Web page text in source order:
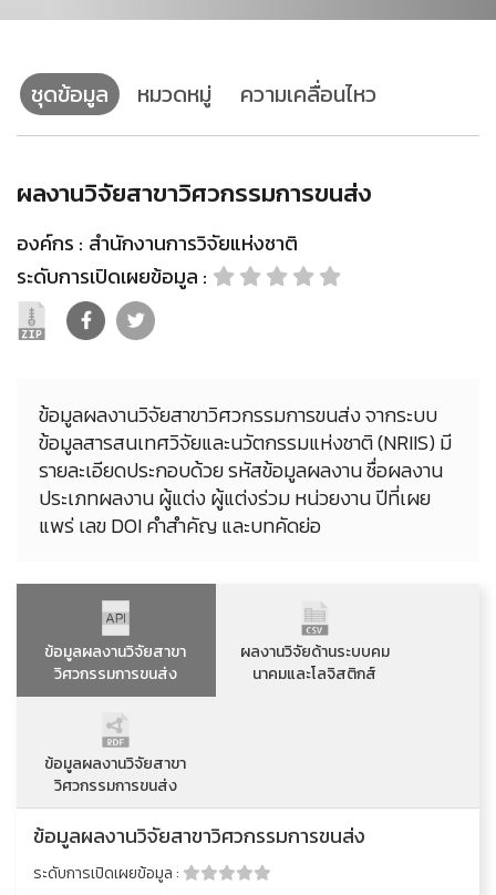
ชุดข้อมูล หมวดหมู่ ความเคลื่อนไหว
ผลงานวิจัยสาขาวิศวกรรมการขนส่ง
องค์กร : สำนักงานการวิจัยแห่งชาติ
ระดับการเปิดเผยข้อมูล :
ข้อมูลผลงานวิจัยสาขาวิศวกรรมการขนส่ง จากระบบ
ข้อมูลสารสนเทศวิจัยและนวัตกรรมแห่งชาติ (NRIIS) มี
รายละเอียดประกอบด้วย รหัสข้อมูลผลงาน ชื่อผลงาน
ประเภทผลงาน ผู้แต่ง ผู้แต่งร่วม หน่วยงาน ปีที่เผย
แพร่ เลข DOI คำสำคัญ และบทคัดย่อ
ข้อมูลผลงานวิจัยสาขา
วิศวกรรมการขนส่ง
ผลงานวิจัยด้านระบบคม
นาคมและโลจิสติกส์
ข้อมูลผลงานวิจัยสาขา
วิศวกรรมการขนส่ง
ข้อมูลผลงานวิจัยสาขาวิศวกรรมการขนส่ง
ระดับการเปิดเผยข้อมูล :